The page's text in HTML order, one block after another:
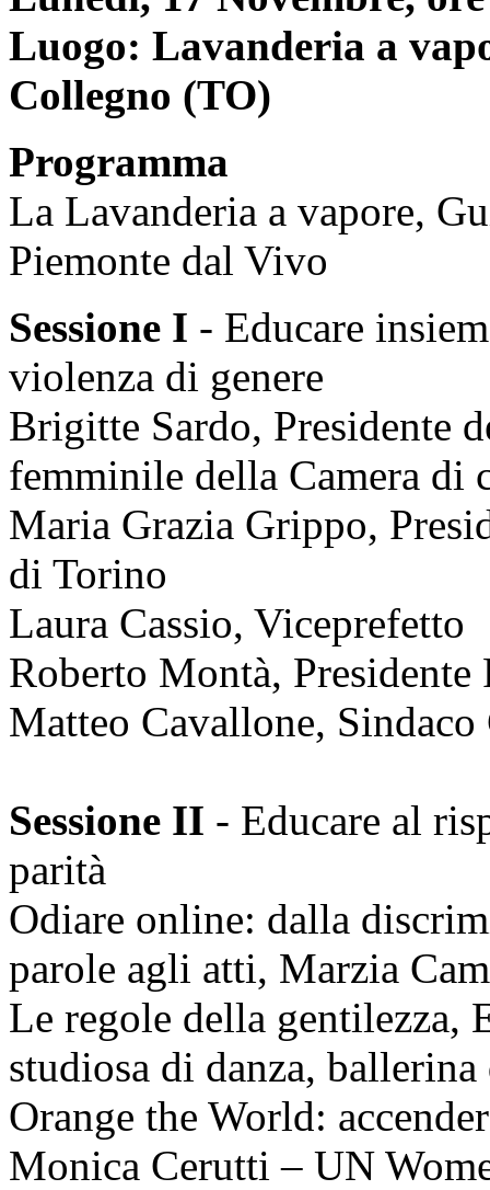
Luogo: Lavanderia a
Collegno (TO)
Programma
La Lavanderia a vapore,
Piemonte dal Vivo
Sessione I - Educare
violenza di genere
Brigitte Sardo, Presidente
femminile della Camera di
Maria Grazia Grippo,
di Torino
Laura Cassio, Viceprefetto
Roberto Montà,
Matteo Cavallone,
Sessione II - Educare al
parità
Odiare online: dalla
parole agli atti, Marzia
Le regole della gentilezza,
studiosa di danza,
Orange the World:
Monica Cerutti – UN